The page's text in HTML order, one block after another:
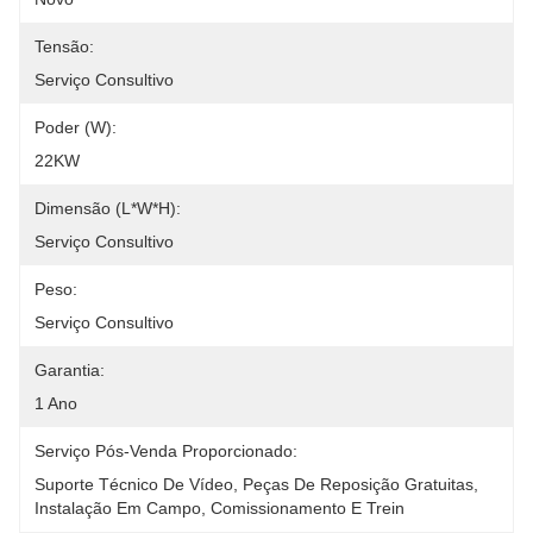
Tensão:
Serviço Consultivo
Poder (W):
22KW
Dimensão (l*w*h):
Serviço Consultivo
Peso:
Serviço Consultivo
Garantia:
1 Ano
Serviço Pós-Venda Proporcionado:
Suporte Técnico De Vídeo, Peças De Reposição Gratuitas,
Instalação Em Campo, Comissionamento E Trein